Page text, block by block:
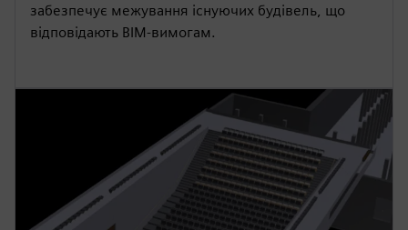
забезпечує межування існуючих будівель, що
відповідають BIM-вимогам.